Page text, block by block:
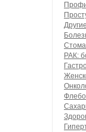
РАК: